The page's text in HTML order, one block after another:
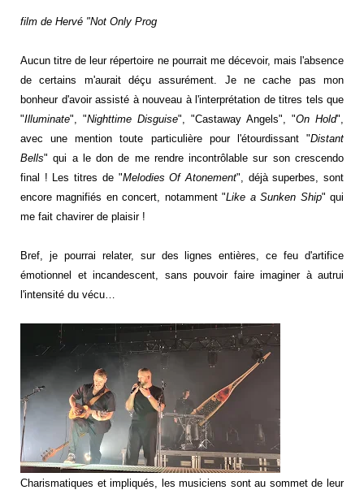
film de Hervé "Not Only Prog
Aucun titre de leur répertoire ne pourrait me décevoir, mais l'absence
de certains m'aurait déçu assurément. Je ne cache pas mon
bonheur d'avoir assisté à nouveau à l'interprétation de titres tels que
"Illuminate", "Nighttime Disguise", "Castaway Angels", "On Hold",
avec une mention toute particulière pour l'étourdissant "Distant
Bells" qui a le don de me rendre incontrôlable sur son crescendo
final ! Les titres de "Melodies Of Atonement", déjà superbes, sont
encore magnifiés en concert, notamment "Like a Sunken Ship" qui
me fait chavirer de plaisir !
Bref, je pourrai relater, sur des lignes entières, ce feu d'artifice
émotionnel et incandescent, sans pouvoir faire imaginer à autrui
l'intensité du vécu…
Charismatiques et impliqués, les musiciens sont au sommet de leur